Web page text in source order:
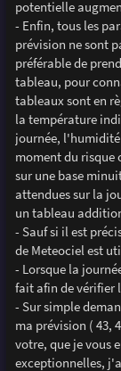
potentielle
- Enfin, tous les
prévision ne sont
préférable de
tableau, pour
tableaux sont en
la température
journée,
moment du risque
sur une base
attendues sur la
un tableau
- Sauf si il est
de Meteociel est
- Lorsque la
fait afin de vérifier
- Sur simple
ma prévision ( 43,
votre, que je vous
exceptionnelles,